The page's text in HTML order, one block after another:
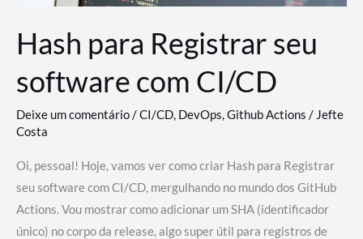
Hash para Registrar seu
software com CI/CD
Deixe um comentário/CI/CD, DevOps,Github Actions /Jefte
Costa
Oi, pessoal! Hoje, vamos ver como criar Hash para Registrar
seu software com CI/CD, mergulhando no mundo dos GitHub
Actions. Vou mostrar como adicionar um SHA (identificador
único) no corpo da release, algo super útil para registros de